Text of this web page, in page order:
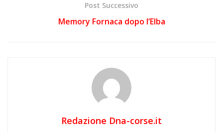
Post Successivo
Memory Fornaca dopo l’Elba
Redazione Dna-corse.it